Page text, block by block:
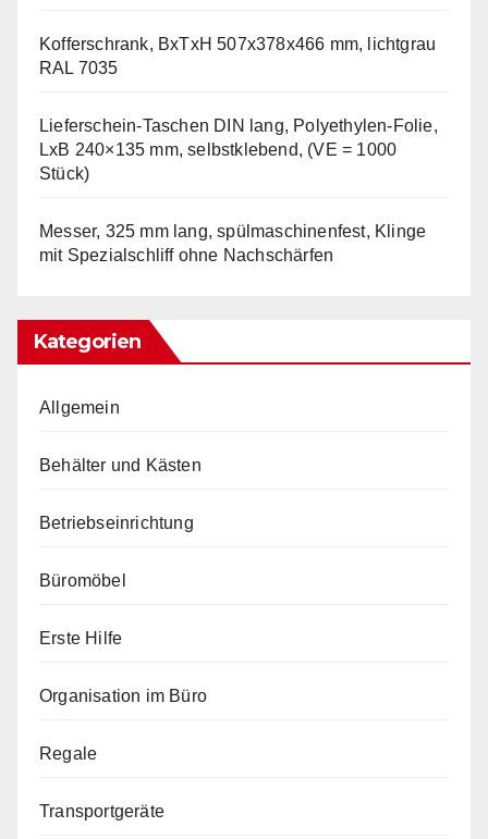
Kofferschrank, BxTxH 507x378x466 mm, lichtgrau
RAL 7035
Lieferschein-Taschen DIN lang, Polyethylen-Folie,
LxB 240×135 mm, selbstklebend, (VE = 1000
Stück)
Messer, 325 mm lang, spülmaschinenfest, Klinge
mit Spezialschliff ohne Nachschärfen
Kategorien
Allgemein
Behälter und Kästen
Betriebseinrichtung
Büromöbel
Erste Hilfe
Organisation im Büro
Regale
Transportgeräte